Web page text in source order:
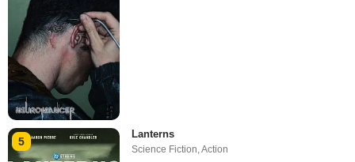
5
Lanterns
Science Fiction,Action